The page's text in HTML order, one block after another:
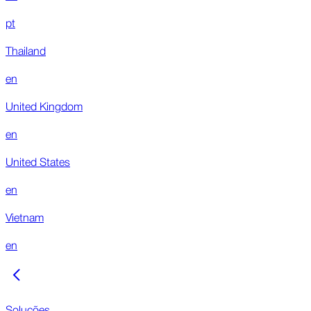
pt
Thailand
en
United Kingdom
en
United States
en
Vietnam
en